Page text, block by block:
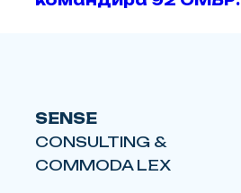
SENSE
CONSULTING &
COMMODA LEX